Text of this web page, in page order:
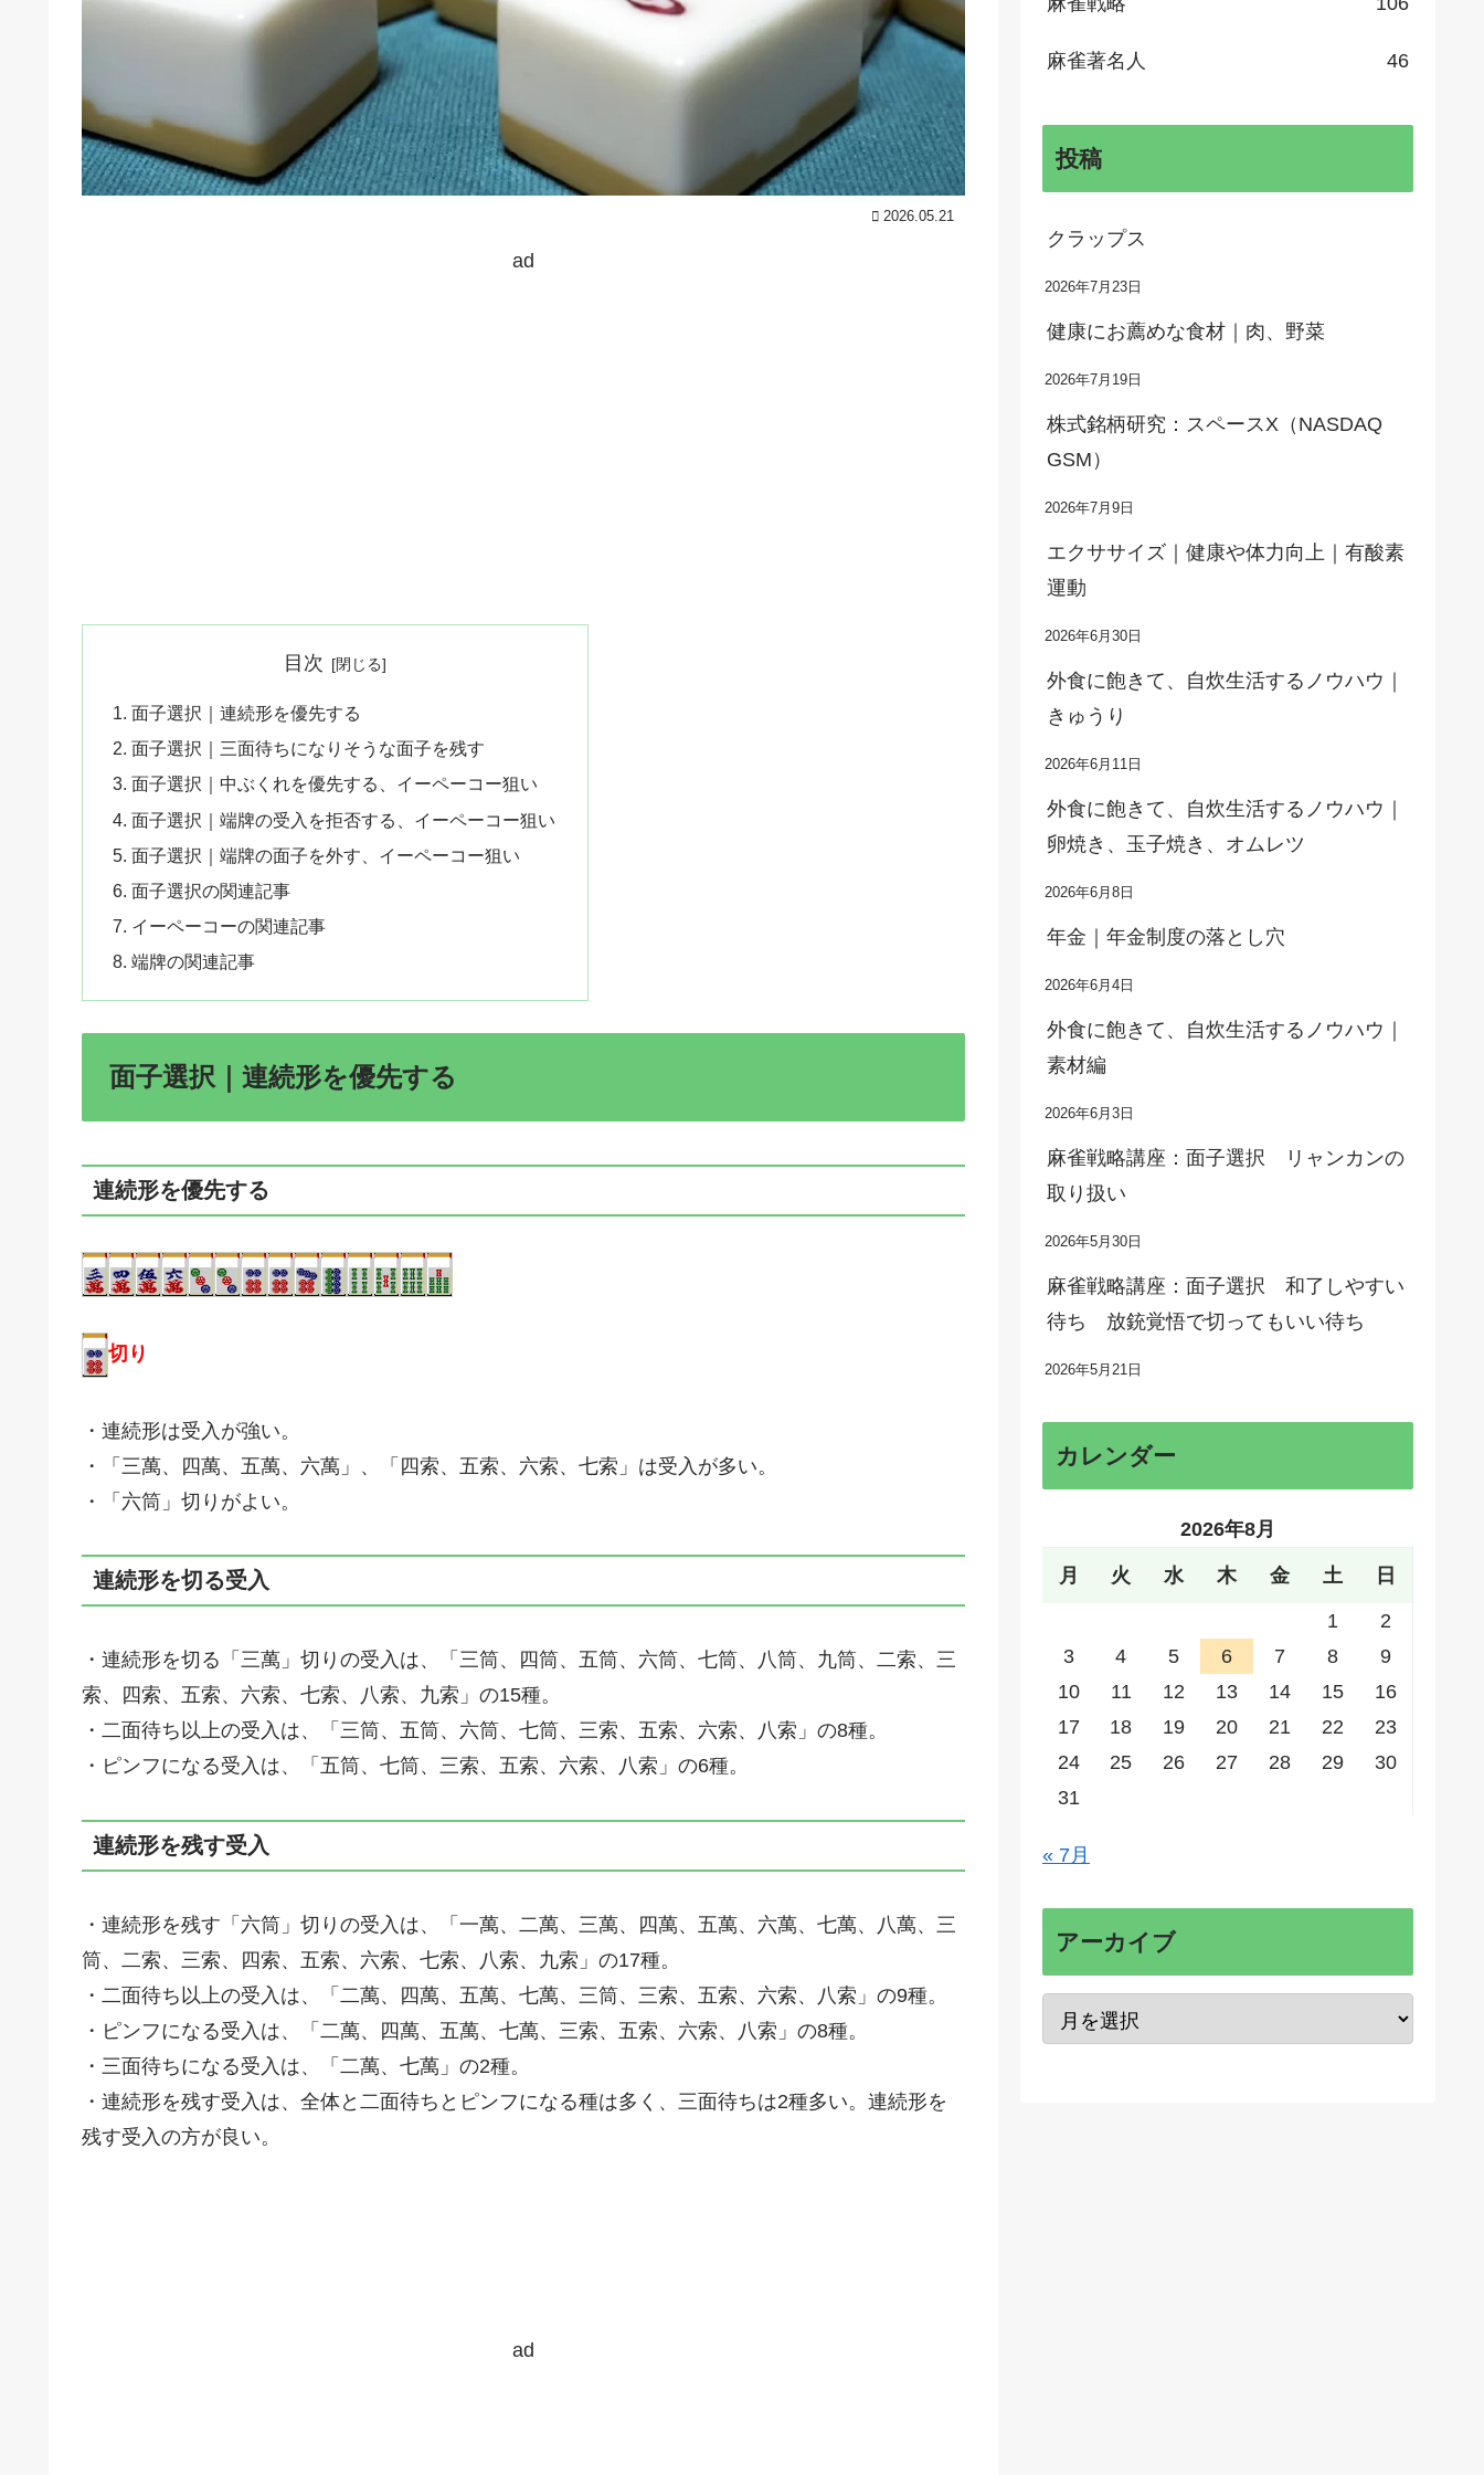
2026.05.21
ad
目次
面子選択｜連続形を優先する
面子選択｜三面待ちになりそうな面子を残す
面子選択｜中ぶくれを優先する、イーペーコー狙い
面子選択｜端牌の受入を拒否する、イーペーコー狙い
面子選択｜端牌の面子を外す、イーペーコー狙い
面子選択の関連記事
イーペーコーの関連記事
端牌の関連記事
面子選択｜連続形を優先する
連続形を優先する
切り
・連続形は受入が強い。
・「三萬、四萬、五萬、六萬」、「四索、五索、六索、七索」は受入が多い。
・「六筒」切りがよい。
連続形を切る受入
・連続形を切る「三萬」切りの受入は、「三筒、四筒、五筒、六筒、七筒、八筒、九筒、二索、三
索、四索、五索、六索、七索、八索、九索」の15種。
・二面待ち以上の受入は、「三筒、五筒、六筒、七筒、三索、五索、六索、八索」の8種。
・ピンフになる受入は、「五筒、七筒、三索、五索、六索、八索」の6種。
連続形を残す受入
・連続形を残す「六筒」切りの受入は、「一萬、二萬、三萬、四萬、五萬、六萬、七萬、八萬、三
筒、二索、三索、四索、五索、六索、七索、八索、九索」の17種。
・二面待ち以上の受入は、「二萬、四萬、五萬、七萬、三筒、三索、五索、六索、八索」の9種。
・ピンフになる受入は、「二萬、四萬、五萬、七萬、三索、五索、六索、八索」の8種。
・三面待ちになる受入は、「二萬、七萬」の2種。
・連続形を残す受入は、全体と二面待ちとピンフになる種は多く、三面待ちは2種多い。連続形を
残す受入の方が良い。
ad
麻雀著名人 46
投稿
クラップス
2026年7月23日
健康にお薦めな食材｜肉、野菜
2026年7月19日
株式銘柄研究：スペースX（NASDAQ
GSM）
2026年7月9日
エクササイズ｜健康や体力向上｜有酸素
運動
2026年6月30日
外食に飽きて、自炊生活するノウハウ｜
きゅうり
2026年6月11日
外食に飽きて、自炊生活するノウハウ｜
卵焼き、玉子焼き、オムレツ
2026年6月8日
年金｜年金制度の落とし穴
2026年6月4日
外食に飽きて、自炊生活するノウハウ｜
素材編
2026年6月3日
麻雀戦略講座：面子選択 リャンカンの
取り扱い
2026年5月30日
麻雀戦略講座：面子選択 和了しやすい
待ち 放銃覚悟で切ってもいい待ち
2026年5月21日
カレンダー
2026年8月
月 火 水 木 金 土 日
1
2
3
4 5 6 7 8
9
10
11 12 13 14 15
16
17
18 19 20 21 22
23
24
25 26 27 28 29
30
31
« 7月
アーカイブ